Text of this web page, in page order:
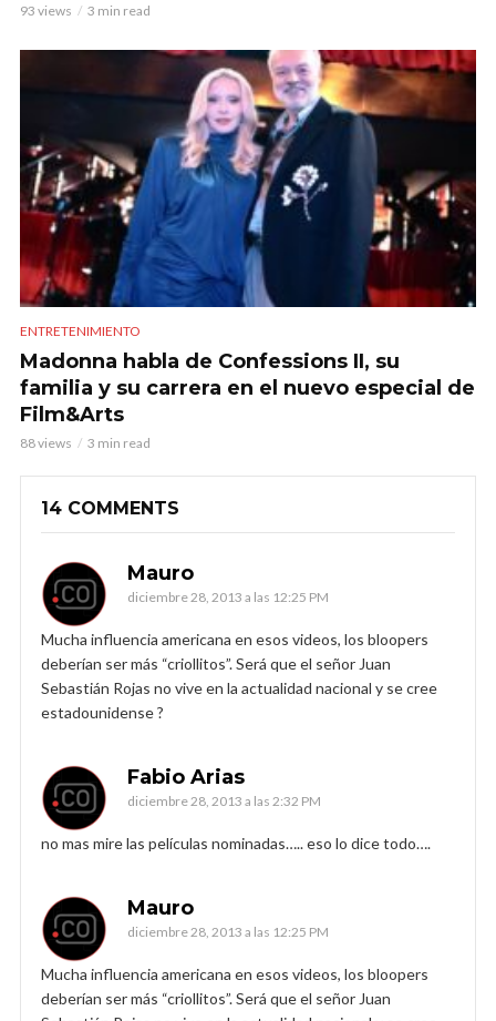
93 views 3 min read
ENTRETENIMIENTO
Madonna habla de Confessions II, su
familia y su carrera en el nuevo especial de
Film&Arts
88 views 3 min read
14 COMMENTS
Mauro
diciembre 28, 2013 a las 12:25 PM
Mucha influencia americana en esos videos, los bloopers
deberían ser más “criollitos”. Será que el señor Juan
Sebastián Rojas no vive en la actualidad nacional y se cree
estadounidense ?
Fabio Arias
diciembre 28, 2013 a las 2:32 PM
no mas mire las películas nominadas….. eso lo dice todo….
Mauro
diciembre 28, 2013 a las 12:25 PM
Mucha influencia americana en esos videos, los bloopers
deberían ser más “criollitos”. Será que el señor Juan